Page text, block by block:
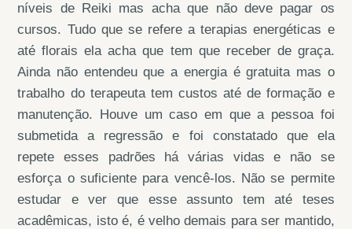
níveis de Reiki mas acha que não deve pagar os
cursos. Tudo que se refere a terapias energéticas e
até florais ela acha que tem que receber de graça.
Ainda não entendeu que a energia é gratuita mas o
trabalho do terapeuta tem custos até de formação e
manutenção. Houve um caso em que a pessoa foi
submetida a regressão e foi constatado que ela
repete esses padrões há várias vidas e não se
esforça o suficiente para vencê-los. Não se permite
estudar e ver que esse assunto tem até teses
acadêmicas, isto é, é velho demais para ser mantido,